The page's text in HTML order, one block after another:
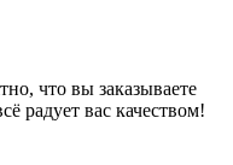
что вы заказываете
радует вас качеством!